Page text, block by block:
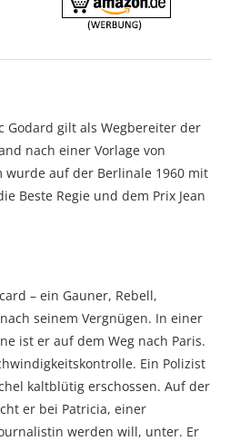
Godard gilt als Wegbereiter der
nach einer Vorlage von
wurde auf der Berlinale 1960 mit
Beste Regie und dem Prix Jean
– ein Gauner, Rebell,
seinem Vergnügen. In einer
ist er auf dem Weg nach Paris.
Ein Polizist
kaltblütig erschossen. Auf der
er bei Patricia, einer
werden will, unter. Er